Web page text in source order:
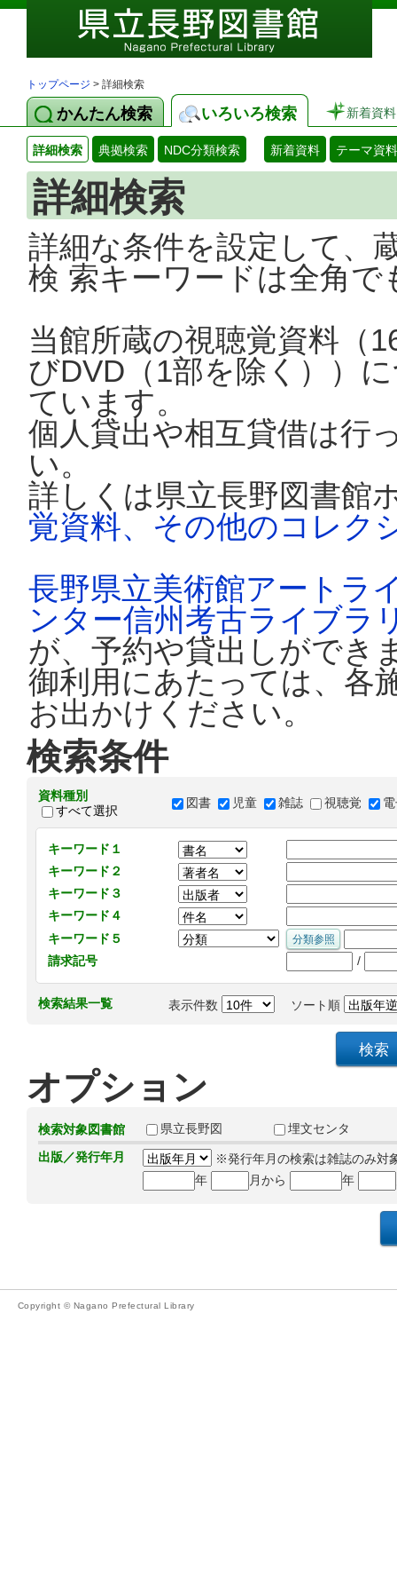
トップページ > 詳細検索
かんたん検索 いろいろ検索 新着資料
詳細検索 典拠検索 NDC分類検索 新着資料 テーマ資料
詳細検索
詳細な条件を設定して、
検 索キーワードは全角
当館所蔵の視聴覚資料（
びDVD（1部を除く））
ています。
個人貸出や相互貸借は行
い。
詳しくは県立長野図書館
覚資料、その他のコレク
長野県立美術館アートラ
ンター信州考古ライブラ
が、予約や貸出しができ
御利用にあたっては、各
お出かけください。
検索条件
資料種別
すべて選択
図書 児童 雑誌 視聴覚
キーワード１
キーワード２
キーワード３
キーワード４
キーワード５
請求記号
/
検索結果一覧 表示件数 ソート順
オプション
検索対象図書館 県立長野図
埋文センタ
出版／発行年月
※発行年月の検索は雑誌のみ対
年
月から 年
Copyright © Nagano Prefectural Library